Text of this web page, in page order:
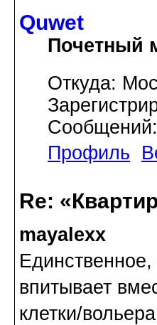
Quwet
Почетный
Откуда:
Профиль
Re:
mayalexx
впитывает
клетки/